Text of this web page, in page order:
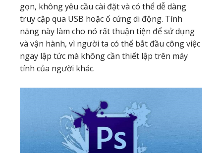
gọn, không yêu cầu cài đặt và có thể dễ dàng
truy cập qua USB hoặc ổ cứng di động. Tính
năng này làm cho nó rất thuận tiện để sử dụng
và vận hành, vì người ta có thể bắt đầu công việc
ngay lập tức mà không cần thiết lập trên máy
tính của người khác.